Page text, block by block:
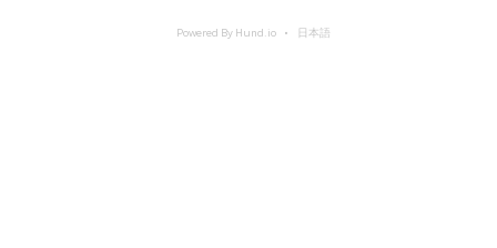
Powered By Hund.io 日本語